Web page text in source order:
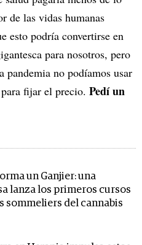
de las vidas humanas
esto podría convertirse en
para nosotros, pero
pandemia no podíamos usar
fijar el precio. Pedí un
un Ganjier: una
lanza los primeros cursos
sommeliers del cannabis